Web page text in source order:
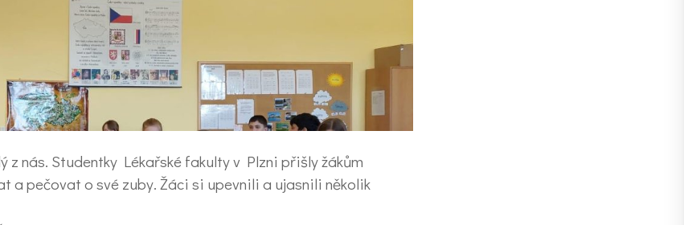
z nás. Studentky Lékařské fakulty v Plzni přišly žákům
a pečovat o své zuby. Žáci si upevnili a ujasnili několik